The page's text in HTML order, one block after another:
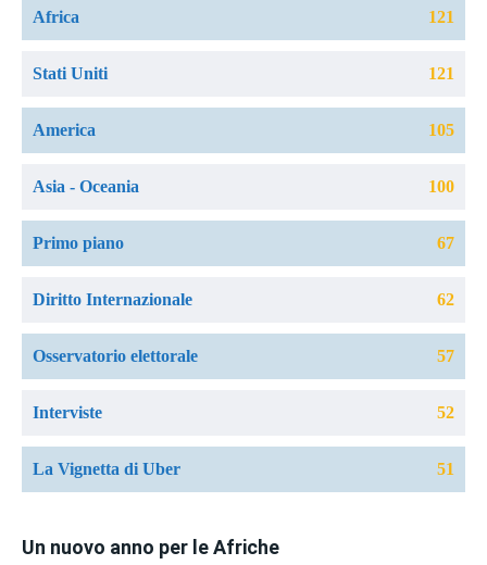
Africa 121
Stati Uniti 121
America 105
Asia - Oceania 100
Primo piano 67
Diritto Internazionale 62
Osservatorio elettorale 57
Interviste 52
La Vignetta di Uber 51
Un nuovo anno per le Afriche